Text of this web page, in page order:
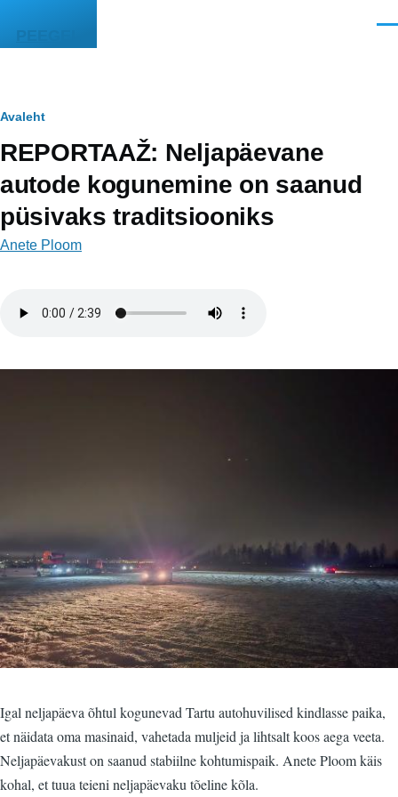
PEEGEL
Leivapuru
Avaleht
REPORTAAŽ: Neljapäevane
autode kogunemine on saanud
püsivaks traditsiooniks
Anete Ploom
Igal neljapäeva õhtul kogunevad Tartu autohuvilised kindlasse paika,
et näidata oma masinaid, vahetada muljeid ja lihtsalt koos aega veeta.
Neljapäevakust on saanud stabiilne kohtumispaik. Anete Ploom käis
kohal, et tuua teieni neljapäevaku tõeline kõla.